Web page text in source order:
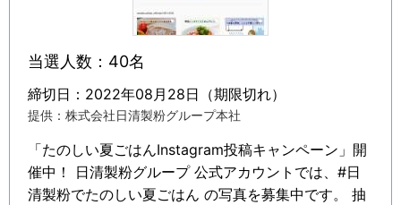
当選人数：40名
締切日：2022年08月28日（期限切れ）
提供：株式会社日清製粉グループ本社
「たのしい夏ごはんInstagram投稿キャンペーン」開
催中！ 日清製粉グループ 公式アカウントでは、#日
清製粉でたのしい夏ごはん の写真を募集中です。 抽